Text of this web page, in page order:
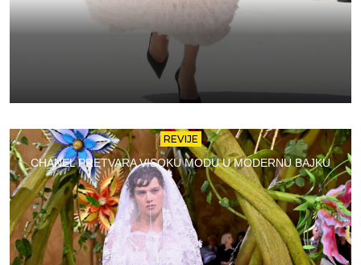
REVIJE
CHANEL PRETVARA VISOKU MODU U MODERNU BAJKU